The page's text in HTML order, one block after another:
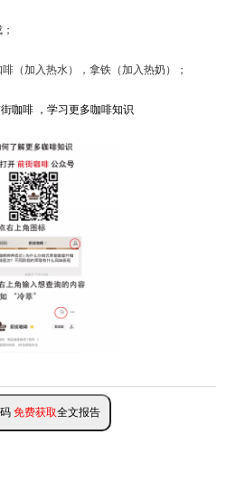
加入热水），拿铁（加入热奶）；
咖啡 ，学习更多咖啡知识
免费获取全文报告